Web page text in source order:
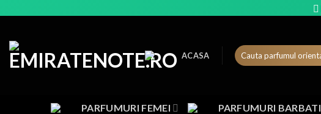
ACASA
PARFUMURI FEMEI PARFUMURI BARBATI